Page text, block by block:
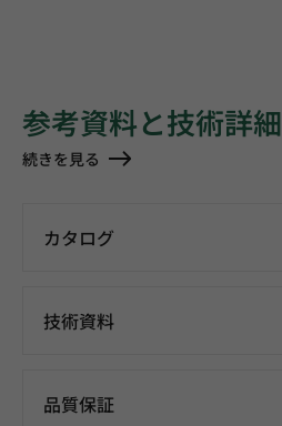
参考資料と技術詳細
続きを見る
カタログ
技術資料
品質保証